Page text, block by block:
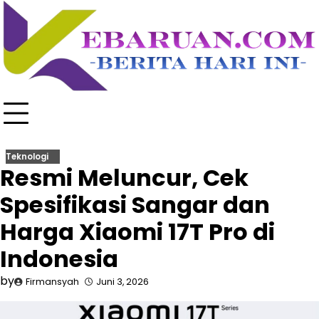
Skip
content
Teknologi
Resmi Meluncur, Cek
Spesifikasi Sangar dan
Harga Xiaomi 17T Pro di
Indonesia
by Firmansyah Juni 3, 2026